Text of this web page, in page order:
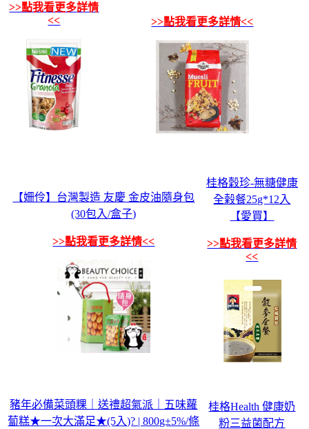
>>點我看更多詳情
<<
>>點我看更多詳情<<
【姍伶】台灣製造 友慶 金皮油隨身包
(30包入/盒子)
>>點我看更多詳情<<
桂格穀珍-無糖健康
全榖餐25g*12入
【愛買】
>>點我看更多詳情
<<
豬年必備菜頭粿｜送禮超氣派｜五味蘿
蔔糕★一次大滿足★(5入)? | 800g±5%/條
桂格Health 健康奶
粉三益菌配方